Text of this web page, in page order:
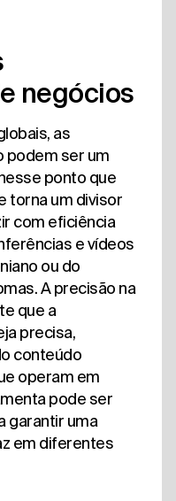
negócios
as
podem ser um
ponto que
torna um divisor
com eficiência
e vídeos
ou do
A precisão na
que a
precisa,
conteúdo
operam em
pode ser
garantir uma
em diferentes